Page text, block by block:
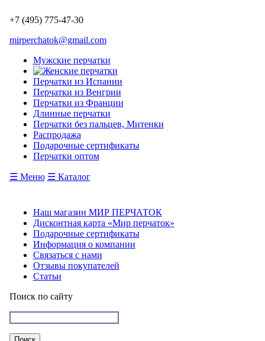
+7 (495) 775-47-30
mirperchatok@gmail.com
Мужские перчатки
Перчатки из Испании
Перчатки из Венгрии
Перчатки из Франции
Длинные перчатки
Перчатки без пальцев, Митенки
Распродажа
Подарочные сертификаты
Перчатки оптом
☰ Меню ☰ Каталог
Наш магазин МИР ПЕРЧАТОК
Дисконтная карта «Мир перчаток»
Подарочные сертификаты
Информация о компании
Связаться с нами
Отзывы покупателей
Статьи
Поиск по сайту